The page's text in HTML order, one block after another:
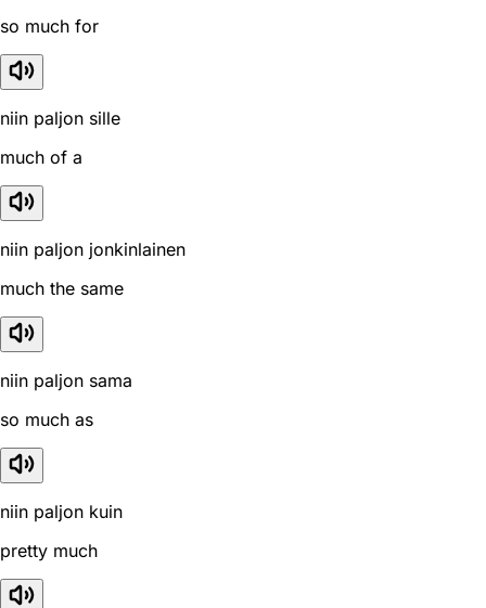
so much for
niin paljon sille
much of a
niin paljon jonkinlainen
much the same
niin paljon sama
so much as
niin paljon kuin
pretty much